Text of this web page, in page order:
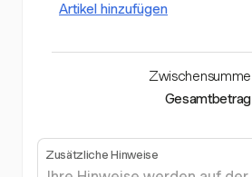
Artikel hinzufügen
Zwischensumme
Gesamtbetrag
Zusätzliche Hinweise